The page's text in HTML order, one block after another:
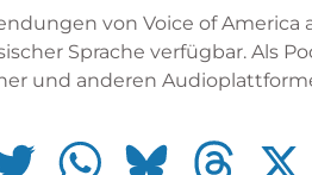
von Voice of America
Sprache verfügbar. Als
und anderen
Twitter WhatsApp Bluesky Threads